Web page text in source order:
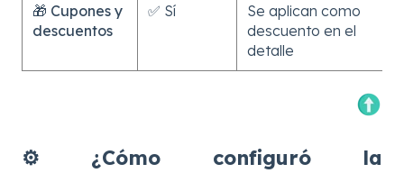
🎁 Cupones y
descuentos
✅ Sí
Se aplican como
descuento en el
detalle
⚙️ ¿Cómo configuró la